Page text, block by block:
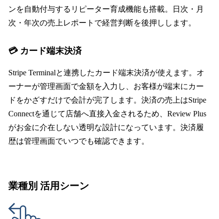
ンを自動付与するリピーター育成機能も搭載。日次・月
次・年次の売上レポートで経営判断を後押しします。
💳 カード端末決済
Stripe Terminalと連携したカード端末決済が使えます。オ
ーナーが管理画面で金額を入力し、お客様が端末にカー
ドをかざすだけで会計が完了します。決済の売上はStripe
Connectを通じて店舗へ直接入金されるため、Review Plus
がお金に介在しない透明な設計になっています。決済履
歴は管理画面でいつでも確認できます。
業種別 活用シーン